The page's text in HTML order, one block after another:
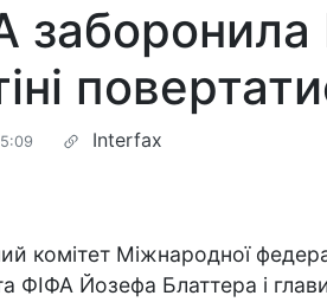
заборонила
Interfax
комітет Міжнародної
ФІФА Йозефа Блаттера і